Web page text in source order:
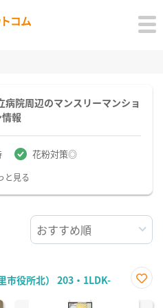
院周辺のマンスリーマンショ
報
花粉対策◎
と見る
市役所北） 203・1LDK-
に入